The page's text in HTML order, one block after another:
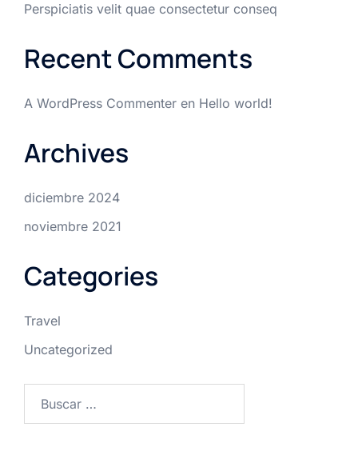
Perspiciatis velit quae consectetur conseq
Recent Comments
A WordPress Commenter en Hello world!
Archives
diciembre 2024
noviembre 2021
Categories
Travel
Uncategorized